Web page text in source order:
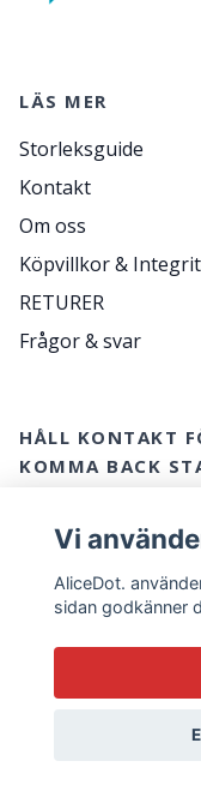
LÄS MER
Storleksguide
Kontakt
Om oss
Köpvillkor &
RETURER
Frågor & svar
HÅLL KONTAKT
KOMMA BACK
Vi
AliceDot.
sidan godkänner